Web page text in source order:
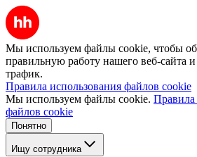
Мы используем файлы cookie, чтобы
правильную работу нашего веб-сайта и
трафик.
Правила использования файлов cookie
Мы используем файлы cookie. Правила
файлов cookie
Понятно
Ищу сотрудника